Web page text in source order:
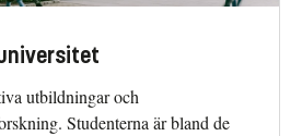
utbildningar och
Studenterna är bland de